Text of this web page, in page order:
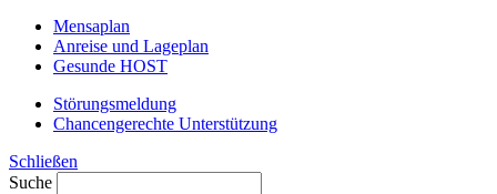
Mensaplan
Anreise und Lageplan
Gesunde HOST
Störungsmeldung
Chancengerechte Unterstützung
Schließen
Suche